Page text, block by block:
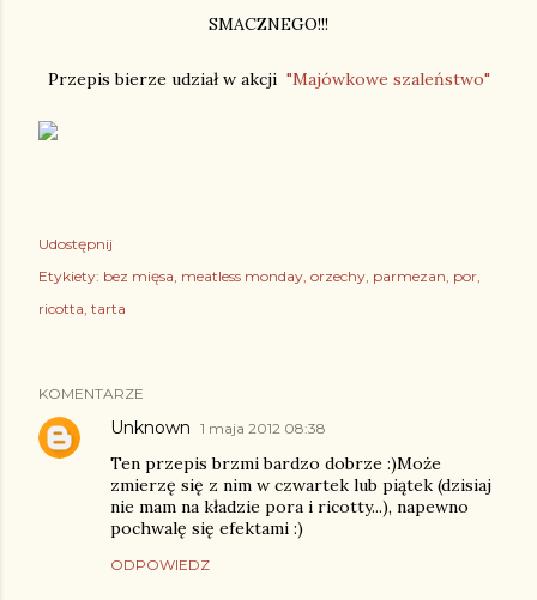
SMACZNEGO!!!
Przepis bierze udział w akcji "Majówkowe szaleństwo"
Udostępnij
Etykiety: bez mięsa meatless monday orzechy parmezan por
ricotta tarta
KOMENTARZE
Unknown 1 maja 2012 08:38
Ten przepis brzmi bardzo dobrze :)Może
zmierzę się z nim w czwartek lub piątek (dzisiaj
nie mam na kładzie pora i ricotty...), napewno
pochwalę się efektami :)
ODPOWIEDZ